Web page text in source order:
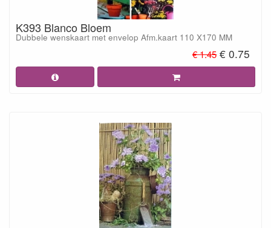
K393 Blanco Bloem
Dubbele wenskaart met envelop Afm.kaart 110 X170 MM
€ 1.45 € 0.75